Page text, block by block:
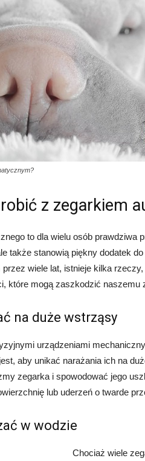
z zegarkiem
to dla wielu osób prawdziwa
także stanowią piękny dodatek
wiele lat, istnieje kilka
które mogą zaszkodzić naszemu
na duże wstrząsy
urządzeniami
aby unikać narażania ich na
zegarka i spowodować jego
lub uderzeń o twarde
w wodzie
Chociaż wiele